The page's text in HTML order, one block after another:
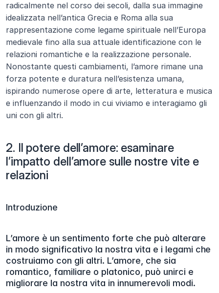
radicalmente nel corso dei secoli, dalla sua immagine
idealizzata nell’antica Grecia e Roma alla sua
rappresentazione come legame spirituale nell’Europa
medievale fino alla sua attuale identificazione con le
relazioni romantiche e la realizzazione personale.
Nonostante questi cambiamenti, l’amore rimane una
forza potente e duratura nell’esistenza umana,
ispirando numerose opere di arte, letteratura e musica
e influenzando il modo in cui viviamo e interagiamo gli
uni con gli altri.
2. Il potere dell’amore: esaminare
l’impatto dell’amore sulle nostre vite e
relazioni
Introduzione
L’amore è un sentimento forte che può alterare
in modo significativo la nostra vita e i legami che
costruiamo con gli altri. L’amore, che sia
romantico, familiare o platonico, può unirci e
migliorare la nostra vita in innumerevoli modi.